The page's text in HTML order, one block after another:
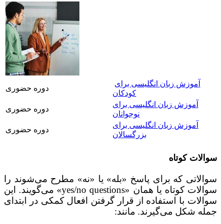
دوره حضوری
آموزش زبان انگلیسی برای
کودکان
دوره حضوری
آموزش زبان انگلیسی برای
نوجوانان
دوره حضوری
آموزش زبان انگلیسی برای
بزرگسالان
سوالات کوتاه
سوالاتی که برای پاسخ «بله» یا «نه» مطرح می‌شوند را
سوالات کوتاه یا همان «
yes/no questions» می‌گویند. این
سوالات با استفاده از قرار گرفتن افعال کمکی در ابتدای
جمله شکل می‌گیرند. مانند: